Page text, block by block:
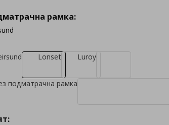
рамка:
Lonset Luroy
подматрачна рамка